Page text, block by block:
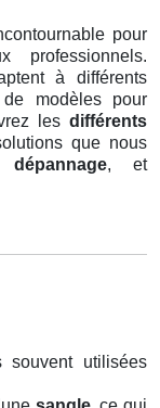
pour
professionnels.
à différents
modèles pour
les différents
que nous
dépannage, et
souvent utilisées